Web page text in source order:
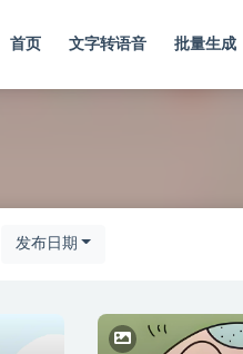
首页 文字转语音 批量生成
发布日期